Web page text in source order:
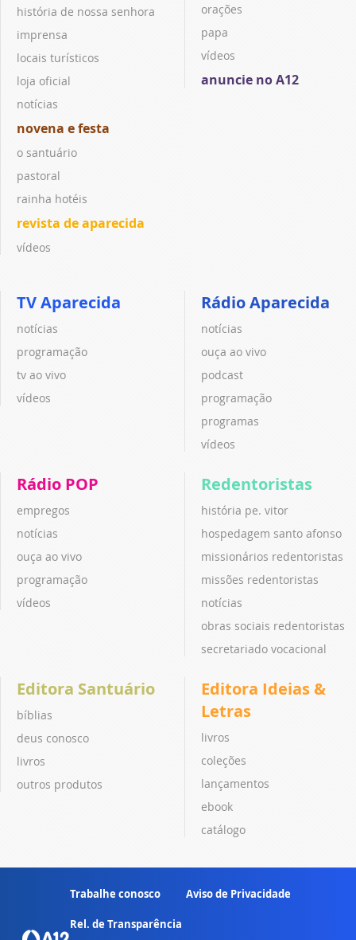
história de nossa senhora
imprensa
locais turísticos
loja oficial
notícias
novena e festa
o santuário
pastoral
rainha hotéis
revista de aparecida
vídeos
orações
papa
vídeos
anuncie no A12
TV Aparecida
notícias
programação
tv ao vivo
vídeos
Rádio Aparecida
notícias
ouça ao vivo
podcast
programação
programas
vídeos
Rádio POP
empregos
notícias
ouça ao vivo
programação
vídeos
Redentoristas
história pe. vitor
hospedagem santo afonso
missionários redentoristas
missões redentoristas
notícias
obras sociais redentoristas
secretariado vocacional
Editora Santuário
bíblias
deus conosco
livros
outros produtos
Editora Ideias &
Letras
livros
coleções
lançamentos
ebook
catálogo
Trabalhe conosco Aviso de Privacidade
Rel. de Transparência